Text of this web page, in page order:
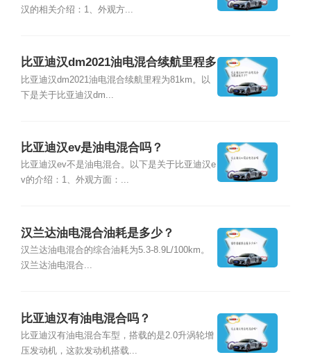
汉的相关介绍：1、外观方...
比亚迪汉dm2021油电混合续航里程多
少？
比亚迪汉dm2021油电混合续航里程为81km。以
下是关于比亚迪汉dm...
比亚迪汉ev是油电混合吗？
比亚迪汉ev不是油电混合。以下是关于比亚迪汉e
v的介绍：1、外观方面：...
汉兰达油电混合油耗是多少？
汉兰达油电混合的综合油耗为5.3-8.9L/100km。
汉兰达油电混合...
比亚迪汉有油电混合吗？
比亚迪汉有油电混合车型，搭载的是2.0升涡轮增
压发动机，这款发动机搭载...